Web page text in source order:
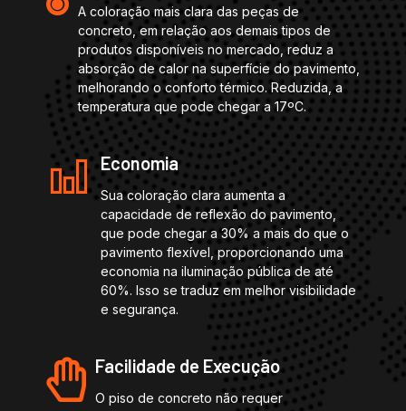
A coloração mais clara das peças de
concreto, em relação aos demais tipos de
produtos disponíveis no mercado, reduz a
absorção de calor na superfície do pavimento,
melhorando o conforto térmico. Reduzida, a
temperatura que pode chegar a 17ºC.
Economia
Sua coloração clara aumenta a
capacidade de reflexão do pavimento,
que pode chegar a 30% a mais do que o
pavimento flexível, proporcionando uma
economia na iluminação pública de até
60%. Isso se traduz em melhor visibilidade
e segurança.
Facilidade de Execução
O piso de concreto não requer